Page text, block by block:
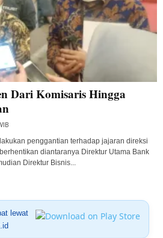
Dari Komisaris Hingga
penggantian terhadap jajaran direksi
diantaranya Direktur Utama Bank
Direktur Bisnis...
lewat